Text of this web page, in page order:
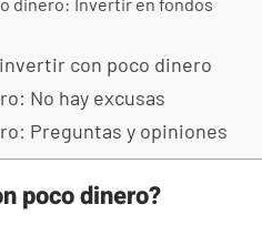
con poco dinero
No hay excusas
Preguntas y opiniones
poco dinero?